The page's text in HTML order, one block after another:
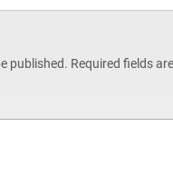
published. Required fields